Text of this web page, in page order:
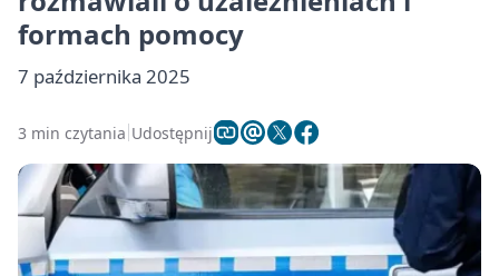
formach pomocy
7 października 2025
3 min czytania Udostępnij